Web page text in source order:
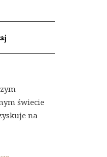
świecie
na